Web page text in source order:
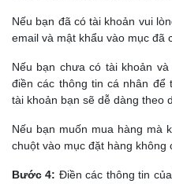
Nếu bạn đã có tài khoản vui
email và mật khẩu vào mục đã
Nếu bạn chưa có tài khoản
điền các thông tin cá nhân để
tài khoản bạn sẽ dễ dàng theo
Nếu bạn muốn mua hàng mà
chuột vào mục đặt hàng không
Bước 4: Điền các thông tin